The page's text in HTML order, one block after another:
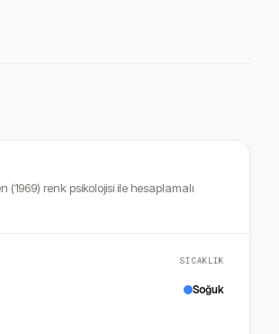
(1969) renk psikolojisi ile hesaplamalı
SICAKLIK
Soğuk